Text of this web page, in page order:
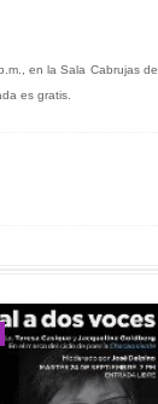
en la Sala Cabrujas de
es gratis.